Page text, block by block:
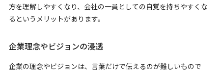
方を理解しやすくなり、会社の一員としての自覚を持ちやすくな
るというメリットがあります。
企業理念やビジョンの浸透
企業の理念やビジョンは、言葉だけで伝えるのが難しいもので